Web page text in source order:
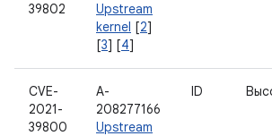
39802
Upstream
kernel [2]
[3] [4]
CVE-
2021-
39800
A-
208277166
Upstream
ID